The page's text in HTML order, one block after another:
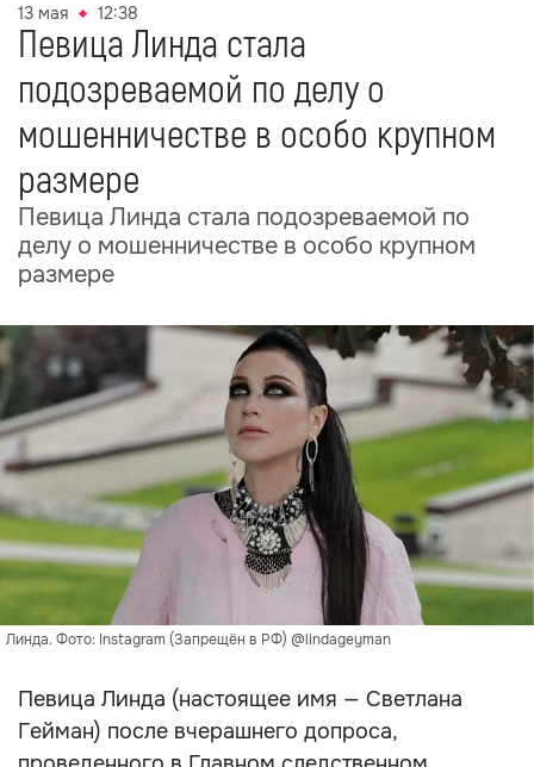
13 мая 12:38
Певица Линда стала
подозреваемой по делу о
мошенничестве в особо крупном
размере
Певица Линда стала подозреваемой по
делу о мошенничестве в особо крупном
размере
Линда. Фото: Instagram (Запрещён в РФ) @lindageyman
Певица Линда (настоящее имя — Светлана
Гейман) после вчерашнего допроса,